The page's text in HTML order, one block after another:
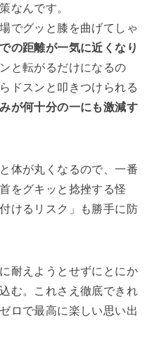
なんです。
でグッと膝を曲げてしゃ
の距離が一気に近くなり
と転がるだけになるの
ドスンと叩きつけられる
が何十分の一にも激減す
体が丸くなるので、一番
をグキッと捻挫する怪
けるリスク」も勝手に防
耐えようとせずにとにか
む。これさえ徹底できれ
ロで最高に楽しい思い出